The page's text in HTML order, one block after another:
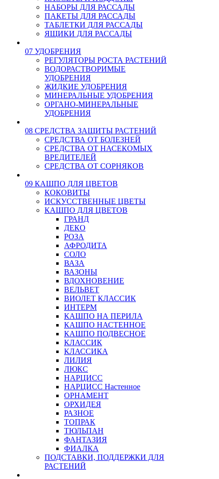
НАБОРЫ ДЛЯ РАССАДЫ
ПАКЕТЫ ДЛЯ РАССАДЫ
ТАБЛЕТКИ ДЛЯ РАССАДЫ
ЯЩИКИ ДЛЯ РАССАДЫ
07 УДОБРЕНИЯ
РЕГУЛЯТОРЫ РОСТА РАСТЕНИЙ
ВОДОРАСТВОРИМЫЕ
УДОБРЕНИЯ
ЖИДКИЕ УДОБРЕНИЯ
МИНЕРАЛЬНЫЕ УДОБРЕНИЯ
ОРГАНО-МИНЕРАЛЬНЫЕ
УДОБРЕНИЯ
08 СРЕДСТВА ЗАЩИТЫ РАСТЕНИЙ
СРЕДСТВА ОТ БОЛЕЗНЕЙ
СРЕДСТВА ОТ НАСЕКОМЫХ
ВРЕДИТЕЛЕЙ
СРЕДСТВА ОТ СОРНЯКОВ
09 КАШПО ДЛЯ ЦВЕТОВ
КОКОВИТЫ
ИСКУССТВЕННЫЕ ЦВЕТЫ
КАШПО ДЛЯ ЦВЕТОВ
ГРАНД
ДЕКО
РОЗА
АФРОДИТА
СОЛО
ВАЗА
ВАЗОНЫ
ВДОХНОВЕНИЕ
ВЕЛЬВЕТ
ВИОЛЕТ КЛАССИК
ИНТЕРМ
КАШПО НА ПЕРИЛА
КАШПО НАСТЕННОЕ
КАШПО ПОДВЕСНОЕ
КЛАССИК
КЛАССИКА
ЛИЛИЯ
ЛЮКС
НАРЦИСС
НАРЦИСС Настенное
ОРНАМЕНТ
ОРХИДЕЯ
РАЗНОЕ
ТОПРАК
ТЮЛЬПАН
ФАНТАЗИЯ
ФИАЛКА
ПОДСТАВКИ, ПОДДЕРЖКИ ДЛЯ
РАСТЕНИЙ